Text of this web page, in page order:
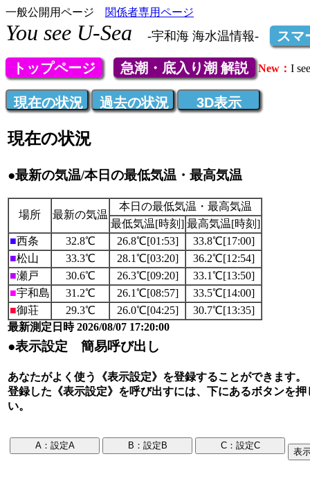
一般公開用ページ 関係者専用ページ
You see U-Sea -宇和海 海水温情報- スマ
トップページ 急潮・底入り潮 解説 New： I
現在の状況
●最新の気温/本日の最低気温・最高気温
場所 最新の気温
本日の最低気温・最高気温
最低気温[時刻] 最高気温[時刻]
■西条 32.8℃ 26.8℃[01:53]
33.8℃[17:00]
■松山 33.3℃ 28.1℃[03:20]
36.2℃[12:54]
■瀬戸 30.6℃ 26.3℃[09:20]
33.1℃[13:50]
■宇和島 31.2℃ 26.1℃[08:57]
33.5℃[14:00]
■御荘 29.3℃ 26.0℃[04:25]
30.7℃[13:35]
最新測定日時 2026/08/07 17:20:00
●表示設定 簡易呼び出し
あなたがよく使う《表示設定》を登録することができます。
登録した《表示設定》を呼び出すには、下にあるボタンを押
い。